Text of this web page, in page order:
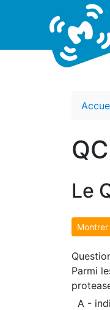
Le
Parmi
A -